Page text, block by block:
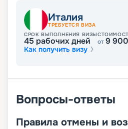
Италия
ТРЕБУЕТСЯ ВИЗА
СРОК ВЫПОЛНЕНИЯ ВИЗЫ
45 рабочих дней от9 900
Как получить визу
Вопросы-ответы
Правила отмены и